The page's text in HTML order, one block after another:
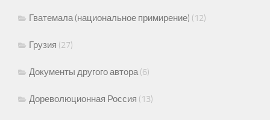
Гватемала (национальное примирение) (12)
Грузия (27)
Документы другого автора(6)
Дореволюционная Россия (13)